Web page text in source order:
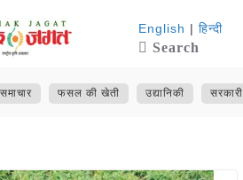
English | हिन्दी
Search
फसल की खेती उद्यानिकी